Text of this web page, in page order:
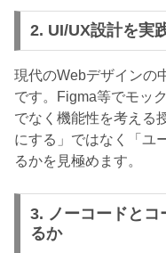
2. UI/UX設計を実
現代のWebデザインの
です。Figma等でモッ
でなく機能性を考える
にする」ではなく「ユ
るかを見極めます。
3. ノーコードとコ
るか